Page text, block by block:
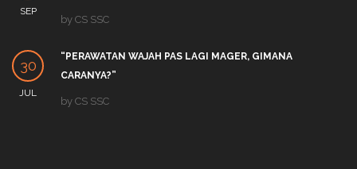
SEP
by CS SSC
30
JUL
“PERAWATAN WAJAH PAS LAGI MAGER, GIMANA
CARANYA?”
by CS SSC